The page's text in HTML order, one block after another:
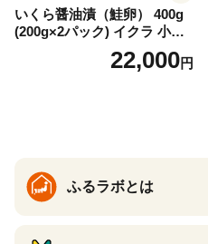
いくら醤油漬（鮭卵） 400g
(200g×2パック) イクラ 小分
け いくら醤油漬 鮭いくら い
くら醤油漬け 鮭 鮭卵 ikura
22,000円
ふるラボとは